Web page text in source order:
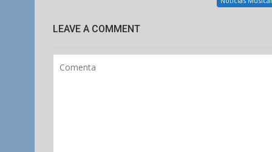
LEAVE A COMMENT